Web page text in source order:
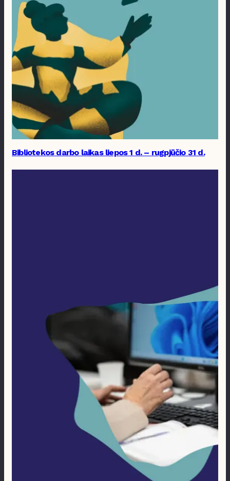
Bibliotekos darbo laikas liepos 1 d. – rugpjūčio 31 d.